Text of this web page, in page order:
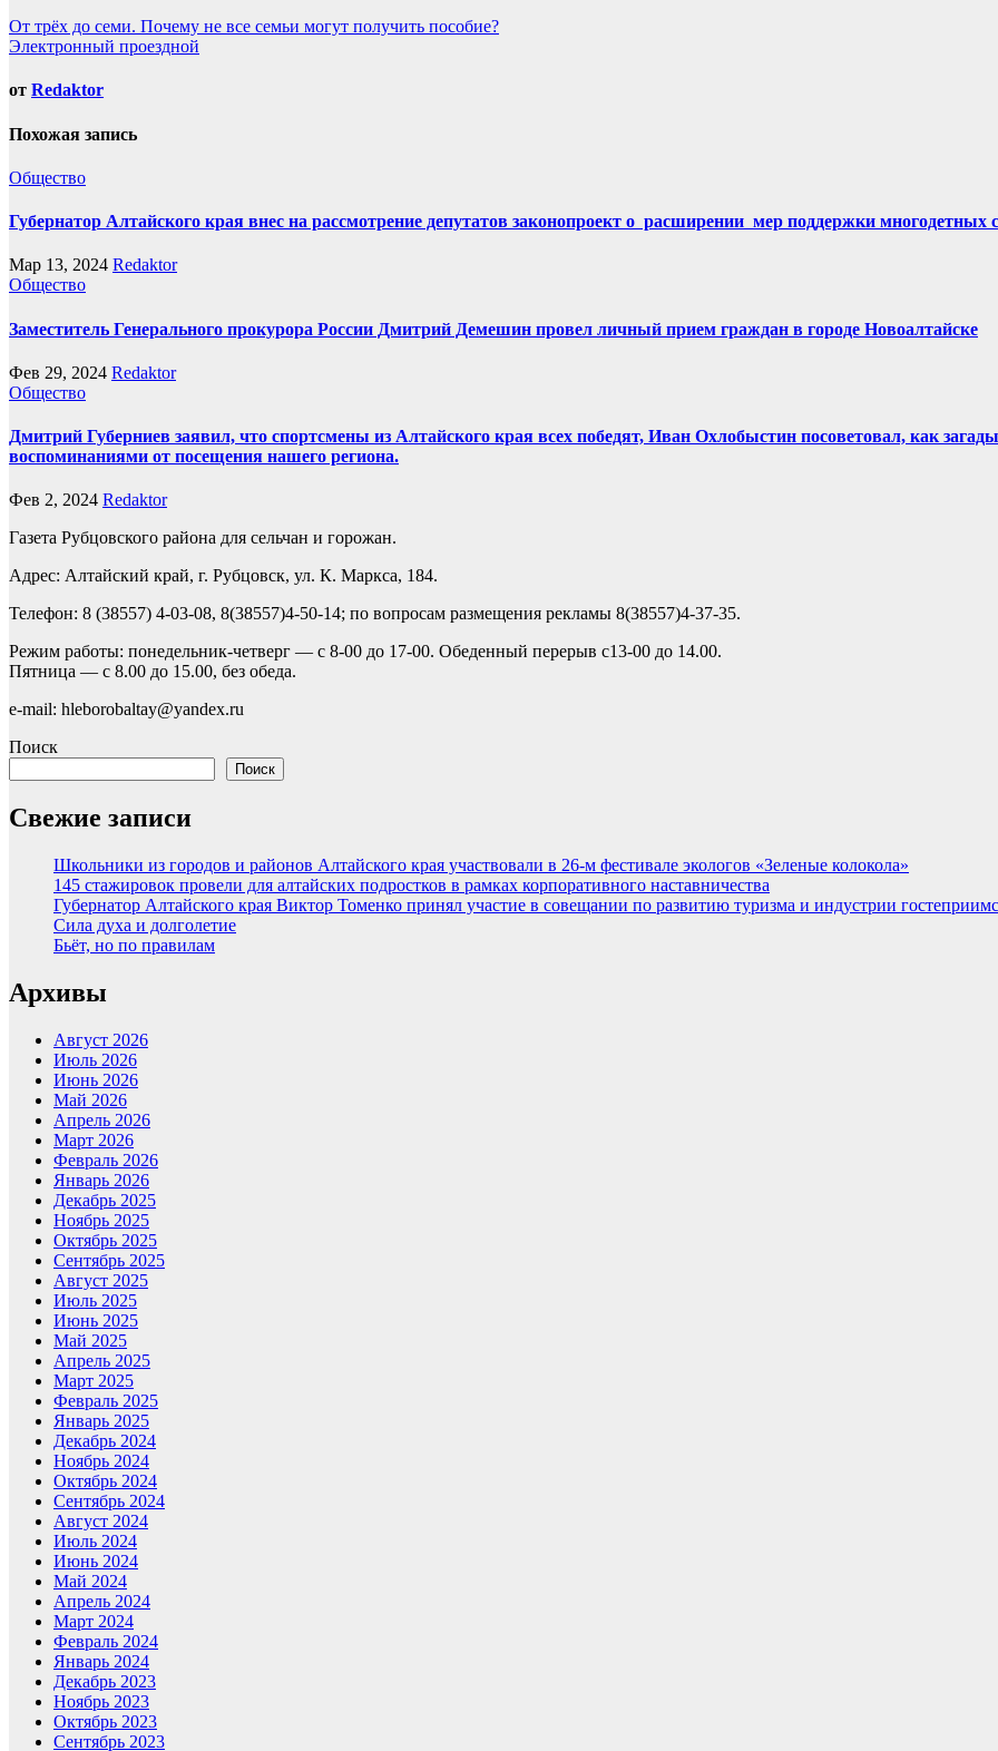
Навигация
по
записям
От трёх до семи. Почему не все семьи могут получить пособие?
Электронный проездной
от Redaktor
Похожая запись
Общество
Губернатор Алтайского края внес на рассмотрение депутатов законопроект о расширении мер поддержки многодетных
Мар 13, 2024 Redaktor
Общество
Заместитель Генерального прокурора России Дмитрий Демешин провел личный прием граждан в городе Новоалтайске
Фев 29, 2024 Redaktor
Общество
Дмитрий Губерниев заявил, что спортсмены из Алтайского края всех победят, Иван Охлобыстин посоветовал, как
воспоминаниями от посещения нашего региона.
Фев 2, 2024 Redaktor
Газета Рубцовского района для сельчан и горожан.
Адрес: Алтайский край, г. Рубцовск, ул. К. Маркса, 184.
Телефон: 8 (38557) 4-03-08, 8(38557)4-50-14; по вопросам размещения рекламы 8(38557)4-37-35.
Режим работы: понедельник-четверг — с 8-00 до 17-00. Обеденный перерыв с13-00 до 14.00.
Пятница — с 8.00 до 15.00, без обеда.
e-mail: hleborobaltay@yandex.ru
Поиск
Поиск
Свежие записи
Школьники из городов и районов Алтайского края участвовали в 26-м фестивале экологов «Зеленые колокола»
145 стажировок провели для алтайских подростков в рамках корпоративного наставничества
Губернатор Алтайского края Виктор Томенко принял участие в совещании по развитию туризма и индустрии
Сила духа и долголетие
Бьёт, но по правилам
Архивы
Август 2026
Июль 2026
Июнь 2026
Май 2026
Апрель 2026
Март 2026
Февраль 2026
Январь 2026
Декабрь 2025
Ноябрь 2025
Октябрь 2025
Сентябрь 2025
Август 2025
Июль 2025
Июнь 2025
Май 2025
Апрель 2025
Март 2025
Февраль 2025
Январь 2025
Декабрь 2024
Ноябрь 2024
Октябрь 2024
Сентябрь 2024
Август 2024
Июль 2024
Июнь 2024
Май 2024
Апрель 2024
Март 2024
Февраль 2024
Январь 2024
Декабрь 2023
Ноябрь 2023
Октябрь 2023
Сентябрь 2023